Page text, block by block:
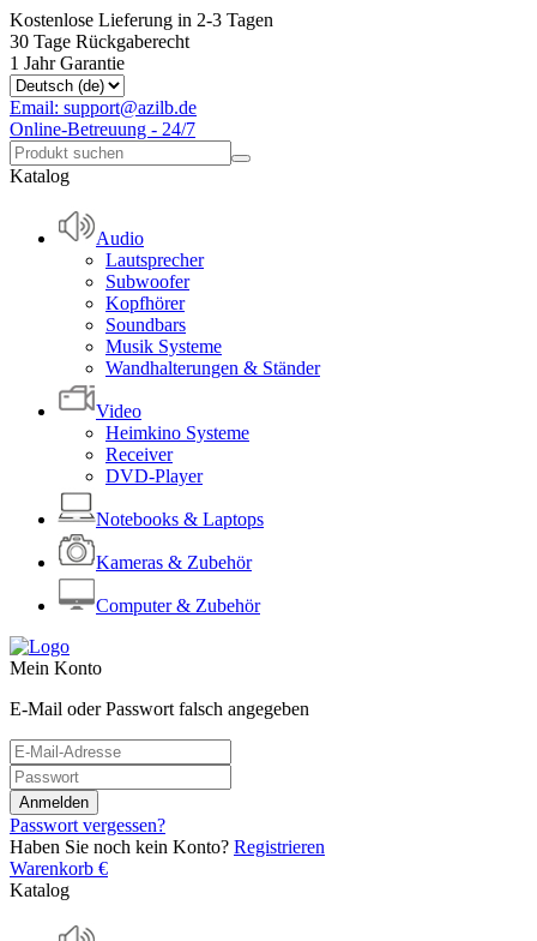
Kostenlose Lieferung in 2-3 Tagen
30 Tage Rückgaberecht
1 Jahr Garantie
Email: support@azilb.de
Online-Betreuung - 24/7
Katalog
Audio
Lautsprecher
Subwoofer
Kopfhörer
Soundbars
Musik Systeme
Wandhalterungen & Ständer
Video
Heimkino Systeme
Receiver
DVD-Player
Notebooks & Laptops
Kameras & Zubehör
Computer & Zubehör
Mein Konto
E-Mail oder Passwort falsch angegeben
Passwort vergessen?
Haben Sie noch kein Konto? Registrieren
Warenkorb €
Katalog